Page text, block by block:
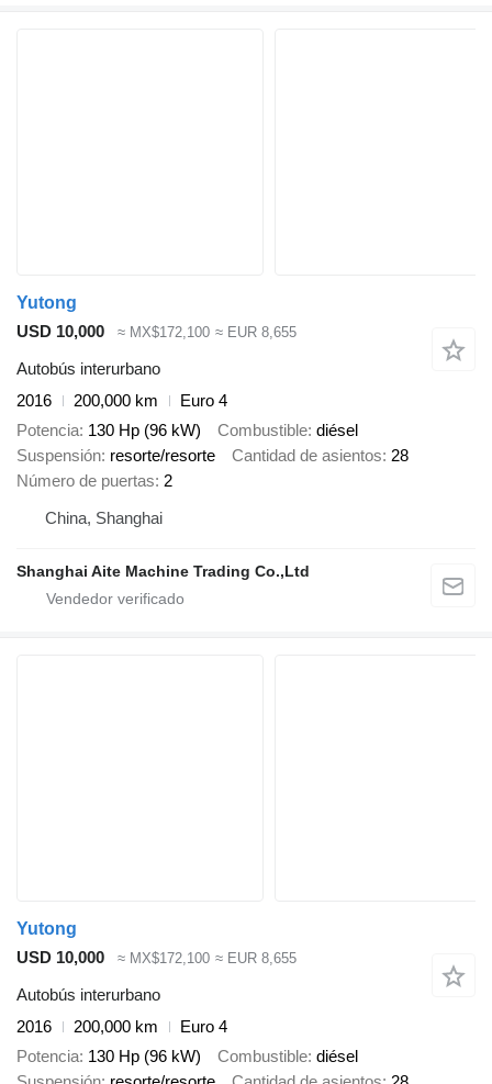
Yutong
USD 10,000
≈ MX$172,100 ≈ EUR 8,655
Autobús interurbano
2016
200,000 km
Euro 4
Potencia 130 Hp (96 kW) Combustible diésel
Suspensión resorte/resorte Cantidad de asientos 28
Número de puertas 2
China, Shanghai
Shanghai Aite Machine Trading Co.,Ltd
Yutong
USD 10,000
≈ MX$172,100 ≈ EUR 8,655
Autobús interurbano
2016
200,000 km
Euro 4
Potencia 130 Hp (96 kW) Combustible diésel